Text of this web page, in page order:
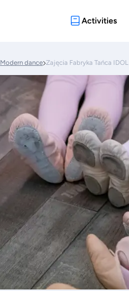
Activities
Modern dance Zajęcia Fabryka Tańca IDOL